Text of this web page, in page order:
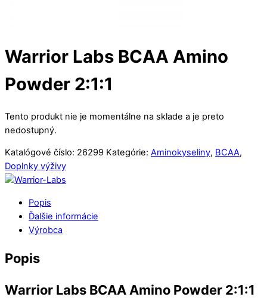
Warrior Labs BCAA Amino
Powder 2:1:1
Tento produkt nie je momentálne na sklade a je preto
nedostupný.
Katalógové číslo: 26299 Kategórie: Aminokyseliny, BCAA,
Doplnky výživy
Popis
Ďalšie informácie
Výrobca
Popis
Warrior Labs BCAA Amino Powder 2:1:1